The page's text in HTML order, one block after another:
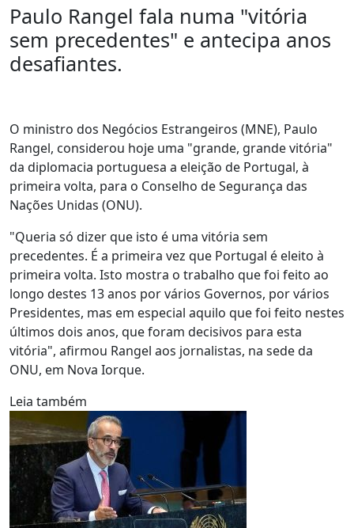
Paulo Rangel fala numa "vitória
sem precedentes" e antecipa anos
desafiantes.
O ministro dos Negócios Estrangeiros (MNE), Paulo
Rangel, considerou hoje uma "grande, grande vitória"
da diplomacia portuguesa a eleição de Portugal, à
primeira volta, para o Conselho de Segurança das
Nações Unidas (ONU).
"Queria só dizer que isto é uma vitória sem
precedentes. É a primeira vez que Portugal é eleito à
primeira volta. Isto mostra o trabalho que foi feito ao
longo destes 13 anos por vários Governos, por vários
Presidentes, mas em especial aquilo que foi feito nestes
últimos dois anos, que foram decisivos para esta
vitória", afirmou Rangel aos jornalistas, na sede da
ONU, em Nova Iorque.
Leia também